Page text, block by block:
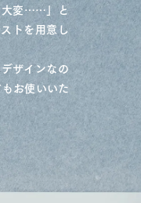
大変……」と
トを用意し
ザインなの
お使いいた